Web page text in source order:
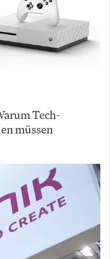
Tech-
müssen